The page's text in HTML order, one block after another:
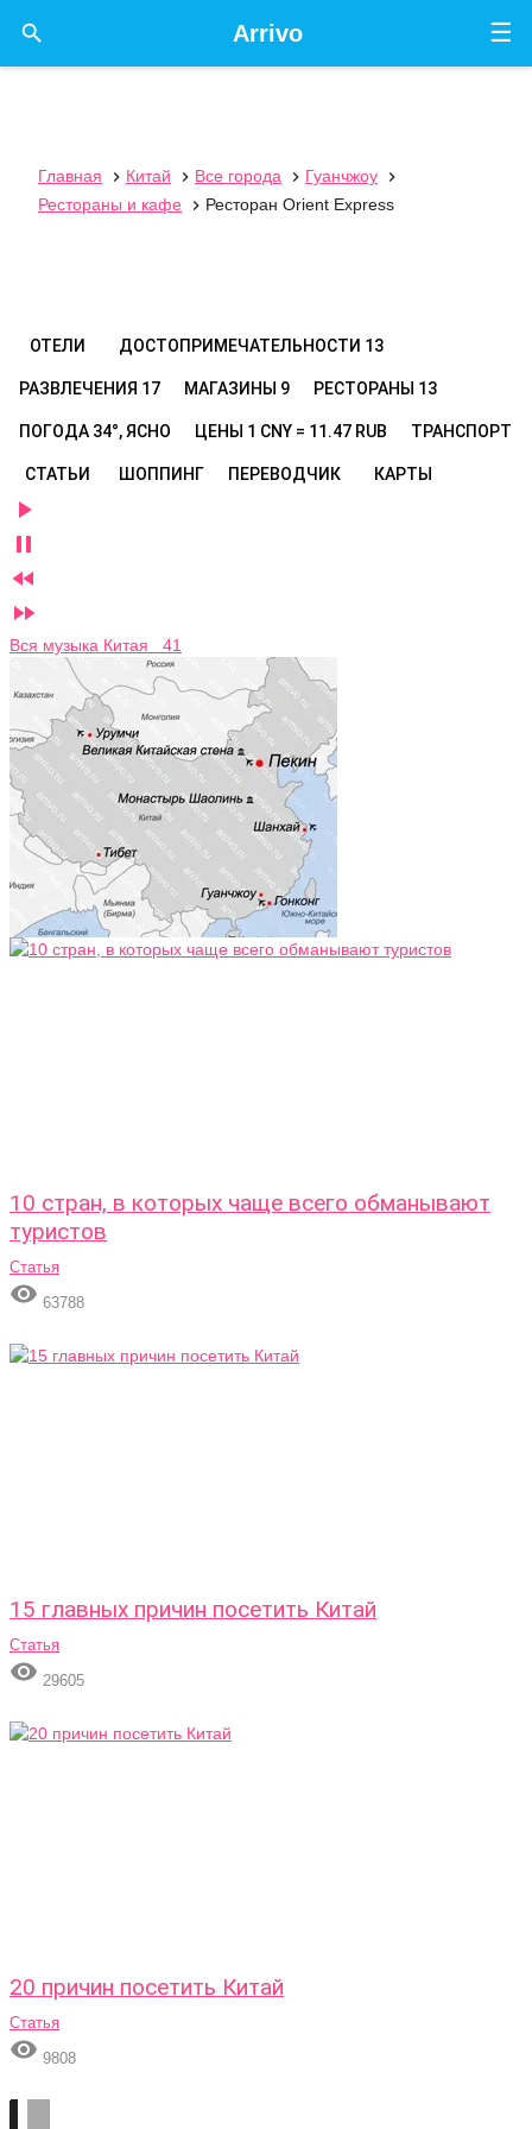
☰
Arrivo

Главная  Китай  Все города  Гуанчжоу

Рестораны и кафе
 Ресторан Orient Express
ОТЕЛИ ДОСТОПРИМЕЧАТЕЛЬНОСТИ 13
РАЗВЛЕЧЕНИЯ 17 МАГАЗИНЫ 9 РЕСТОРАНЫ 13
ПОГОДА 34°, ЯСНО ЦЕНЫ 1 CNY = 11.47 RUB ТРАНСПОРТ
СТАТЬИ ШОППИНГ ПЕРЕВОДЧИК КАРТЫ




Вся музыка Китая 41
10 стран, в которых чаще всего обманывают
туристов
Статья
 63788
15 главных причин посетить Китай
Статья
 29605
20 причин посетить Китай
Статья
 9808